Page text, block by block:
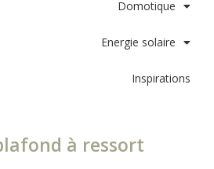
Domotique
Energie solaire
Inspirations
à ressort